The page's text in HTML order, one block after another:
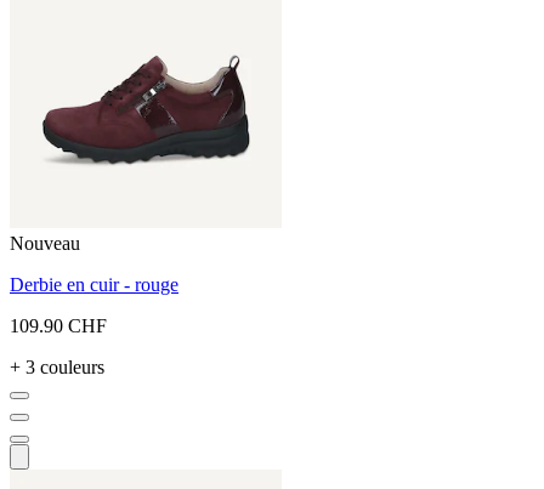
Nouveau
Derbie en cuir - rouge
109.90 CHF
+ 3 couleurs